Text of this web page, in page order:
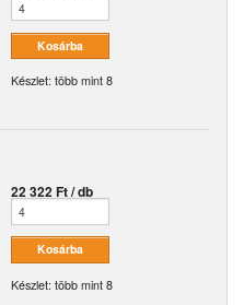
Készlet: több mint 8
22 322 Ft / db
Készlet: több mint 8